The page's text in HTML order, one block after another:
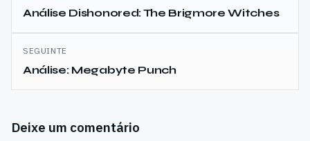
de
artigos
Análise Dishonored: The Brigmore Witches
SEGUINTE
Análise: Megabyte Punch
Deixe um comentário